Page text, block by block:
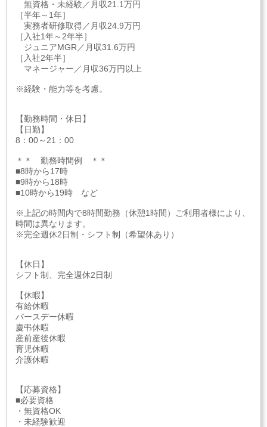
無資格・未経験／月収21.1万円
［半年～1年］
実務者研修取得／月収24.9万円
［入社1年～2年半］
ジュニアMGR／月収31.6万円
［入社2年半］
マネージャー／月収36万円以上
※経験・能力等を考慮。
【勤務時間・休日】
【日勤】
8：00～21：00
＊＊ 勤務時間例 ＊＊
■8時から17時
■9時から18時
■10時から19時 など
※上記の時間内で8時間勤務（休憩1時間）ご利用者様により、
時間は異なります。
※完全週休2日制・シフト制（希望休あり）
【休日】
シフト制、完全週休2日制
【休暇】
有給休暇
バースデー休暇
慶弔休暇
産前産後休暇
育児休暇
介護休暇
【応募資格】
■必要資格
・無資格OK
・未経験歓迎